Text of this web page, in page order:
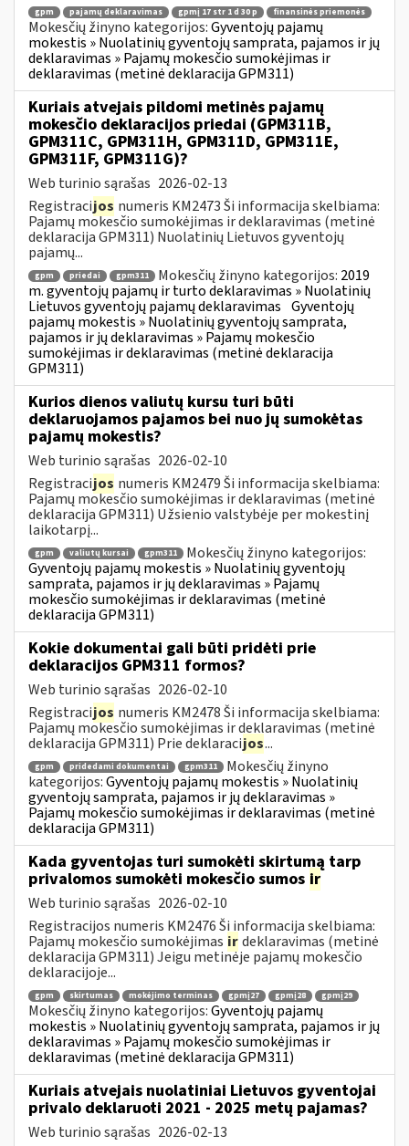
gpm pajamų deklaravimas gpmį 17 str 1 d 30 p finansinės priemonės
Mokesčių žinyno kategorijos:Gyventojų pajamų
mokestis » Nuolatinių gyventojų samprata, pajamos ir jų
deklaravimas » Pajamų mokesčio sumokėjimas ir
deklaravimas (metinė deklaracija GPM311)
Kuriais atvejais pildomi metinės pajamų
mokesčio deklaracijos priedai (GPM311B,
GPM311C, GPM311H, GPM311D, GPM311E,
GPM311F, GPM311G)?
Web turinio sąrašas 2026-02-13
Registracijos numeris KM2473 Ši informacija skelbiama:
Pajamų mokesčio sumokėjimas ir deklaravimas (metinė
deklaracija GPM311) Nuolatinių Lietuvos gyventojų
pajamų...
gpm priedai gpm311 Mokesčių žinyno kategorijos: 2019
m. gyventojų pajamų ir turto deklaravimas » Nuolatinių
Lietuvos gyventojų pajamų deklaravimas Gyventojų
pajamų mokestis » Nuolatinių gyventojų samprata,
pajamos ir jų deklaravimas » Pajamų mokesčio
sumokėjimas ir deklaravimas (metinė deklaracija
GPM311)
Kurios dienos valiutų kursu turi būti
deklaruojamos pajamos bei nuo jų sumokėtas
pajamų mokestis?
Web turinio sąrašas 2026-02-10
Registracijos numeris KM2479 Ši informacija skelbiama:
Pajamų mokesčio sumokėjimas ir deklaravimas (metinė
deklaracija GPM311) Užsienio valstybėje per mokestinį
laikotarpį...
gpm valiutų kursai gpm311
Mokesčių žinyno kategorijos:
Gyventojų pajamų mokestis » Nuolatinių gyventojų
samprata, pajamos ir jų deklaravimas » Pajamų
mokesčio sumokėjimas ir deklaravimas (metinė
deklaracija GPM311)
Kokie dokumentai gali būti pridėti prie
deklaracijos GPM311 formos?
Web turinio sąrašas 2026-02-10
Registracijos numeris KM2478 Ši informacija skelbiama:
Pajamų mokesčio sumokėjimas ir deklaravimas (metinė
deklaracija GPM311) Prie deklaracijos...
gpm pridedami dokumentai gpm311
Mokesčių žinyno
kategorijos:Gyventojų pajamų mokestis » Nuolatinių
gyventojų samprata, pajamos ir jų deklaravimas »
Pajamų mokesčio sumokėjimas ir deklaravimas (metinė
deklaracija GPM311)
Kada gyventojas turi sumokėti skirtumą tarp
privalomos sumokėti mokesčio sumos ir
Web turinio sąrašas 2026-02-10
Registracijos numeris KM2476 Ši informacija skelbiama:
Pajamų mokesčio sumokėjimas irdeklaravimas (metinė
deklaracija GPM311) Jeigu metinėje pajamų mokesčio
deklaracijoje...
gpm skirtumas mokėjimo terminas gpmį27 gpmį28 gpmį29
Mokesčių žinyno kategorijos:Gyventojų pajamų
mokestis » Nuolatinių gyventojų samprata, pajamos ir jų
deklaravimas » Pajamų mokesčio sumokėjimas ir
deklaravimas (metinė deklaracija GPM311)
Kuriais atvejais nuolatiniai Lietuvos gyventojai
privalo deklaruoti 2021 - 2025 metų pajamas?
Web turinio sąrašas 2026-02-13